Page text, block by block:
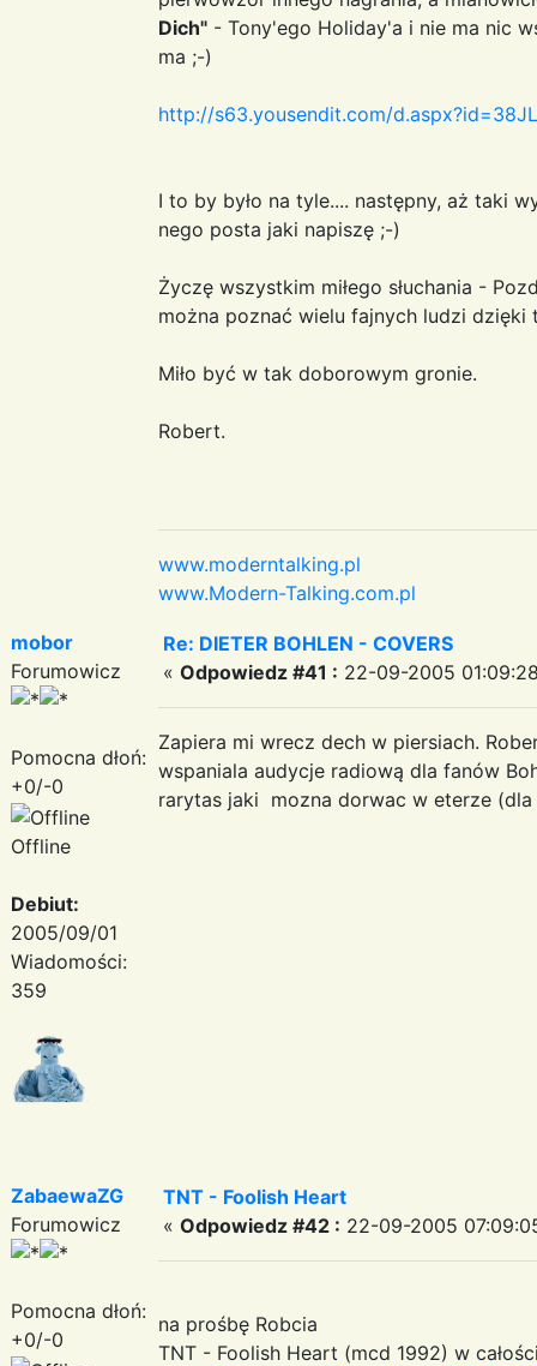
Dich" - Tony'ego Holiday'a i nie ma nic
ma ;-)
http://s63.yousendit.com/
I to by było na tyle.... następny, aż taki
nego posta jaki napiszę ;-)
Życzę wszystkim miłego słuchania -
można poznać wielu fajnych ludzi dzięki
Miło być w tak doborowym gronie.
Robert.
www.moderntalking.pl
www.Modern-Talking.com.pl
mobor
Forumowicz
Pomocna dłoń:
+0/-0
Offline
Debiut:
2005/09/01
Wiadomości:
359
Re: DIETER BOHLEN - COVERS
« Odpowiedz #41 : 22-09-2005
Zapiera mi wrecz dech w piersiach.
wspaniala audycje radiową dla fanów
rarytas jaki mozna dorwac w eterze
ZabaewaZG
Forumowicz
Pomocna dłoń:
+0/-0
TNT - Foolish Heart
« Odpowiedz #42 : 22-09-2005
na prośbę Robcia
TNT - Foolish Heart (mcd 1992) w